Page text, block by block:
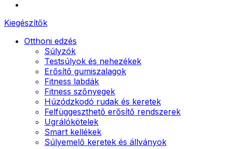
Kiegészítők
Otthoni edzés
Súlyzók
Testsúlyok és nehezékek
Erősítő gumiszalagok
Fitness labdák
Fitness szőnyegek
Húzódzkodó rudak és keretek
Felfüggeszthető erősítő rendszerek
Ugrálókötelek
Smart kellékek
Súlyemelő keretek és állványok